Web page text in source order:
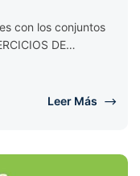
con los conjuntos
DE
Leer Más